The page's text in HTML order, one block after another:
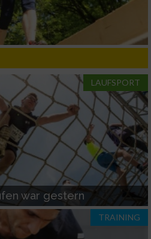
LAUFSPORT
war gestern
TRAINING